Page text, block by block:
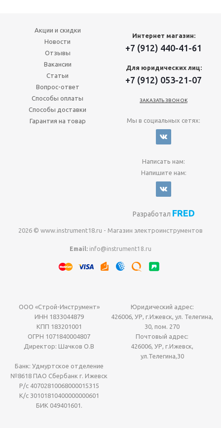
Акции и скидки
Новости
Отзывы
Вакансии
Статьи
Вопрос-ответ
Способы оплаты
Способы доставки
Гарантия на товар
Интернет магазин:
+7 (912) 440-41-61
Для юридических лиц:
+7 (912) 053-21-07
ЗАКАЗАТЬ ЗВОНОК
Мы в социальных сетях:
Написать нам:
Напишите нам:
Разработал FRED
2026 © www.instrument18.ru - Магазин электроинструментов
Email: info@instrument18.ru
ООО «Строй-Инструмент»
ИНН 1833044879
КПП 183201001
ОГРН 1071840004807
Директор: Шачков О.В
Юридический адрес:
426006, УР, г.Ижевск, ул. Телегина,
30, пом. 270
Почтовый адрес:
426006, УР, г.Ижевск,
ул.Телегина,30
Банк: Удмуртское отделение
№8618 ПАО Сбербанк г. Ижевск
Р/с 40702810068000015315
К/с 30101810400000000601
БИК 049401601.